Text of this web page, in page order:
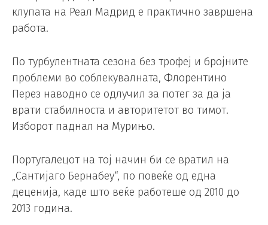
клупата на Реал Мадрид е практично завршена
работа.
По турбулентната сезона без трофеј и бројните
проблеми во соблекувалната, Флорентино
Перез наводно се одлучил за потег за да ја
врати стабилноста и авторитетот во тимот.
Изборот паднал на Мурињо.
Португалецот на тој начин би се вратил на
„Сантијаго Бернабеу“, по повеќе од една
деценија, каде што веќе работеше од 2010 до
2013 година.